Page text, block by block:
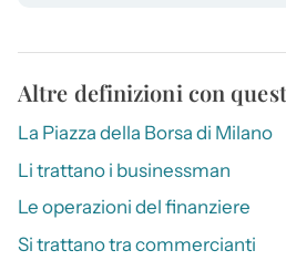
Altre definizioni con
La Piazza della Borsa di Milano
Li trattano i businessman
Le operazioni del finanziere
Si trattano tra commercianti